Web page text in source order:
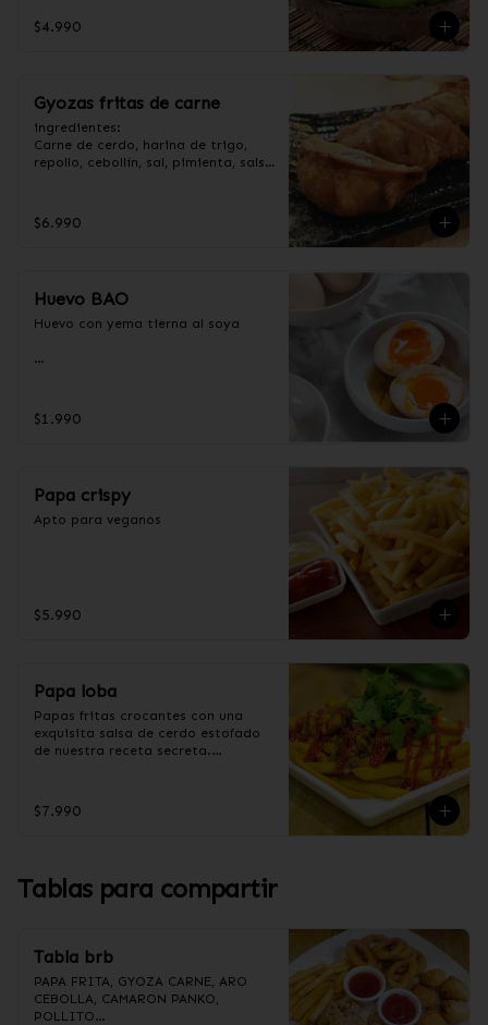
Poroto de soya con vaina,
pimienta, sal, ajo, cebollín y azúcar.
$4.990
Gyozas fritas de carne
ingredientes:
Carne de cerdo, harina de trigo,
repollo, cebollín, sal, pimienta, salsa
canela, anís, pimienta y comino).
$6.990
Huevo BAO
Huevo con yema tierna al soya
Huevos premium, jengibre, cebollín,
salsa de soya, ajo, agua, azúcar,
$1.990
Papa crispy
Apto para veganos
$5.990
Papa loba
Papas fritas crocantes con una
exquisita salsa de cerdo estofado
de nuestra receta secreta.
Ingredientes salsa Loba:
moreno, miel y condimento 5
sabores (naranja, canela, anís,
$7.990
Tablas para compartir
Tabla brb
PAPA FRITA, GYOZA CARNE, ARO
CEBOLLA, CAMARON PANKO,
POLLITO